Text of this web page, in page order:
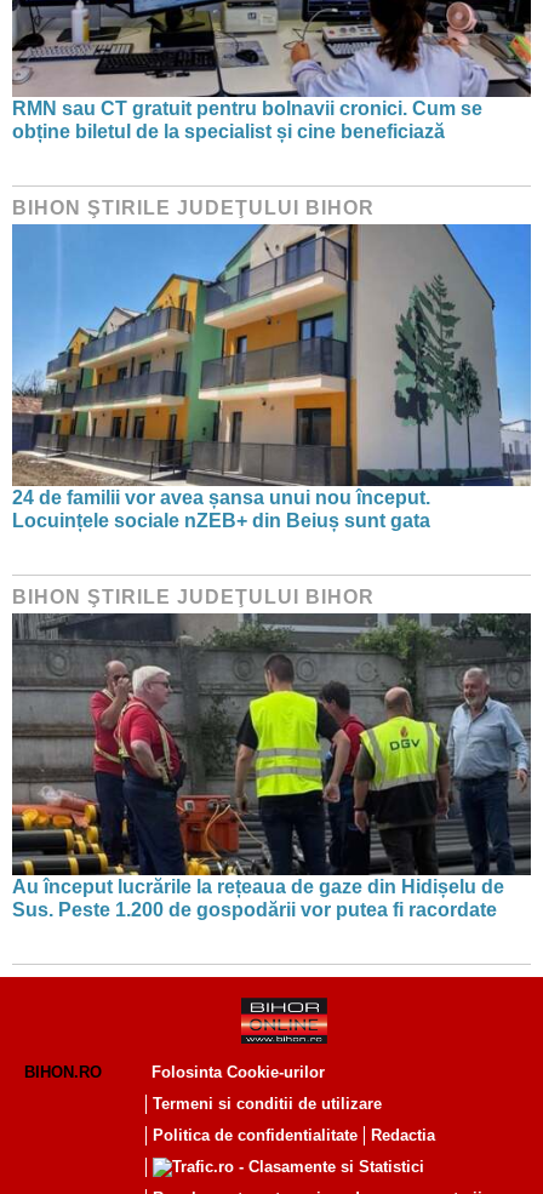
RMN sau CT gratuit pentru bolnavii cronici. Cum se
obține biletul de la specialist și cine beneficiază
BIHON ŞTIRILE JUDEŢULUI BIHOR
24 de familii vor avea șansa unui nou început.
Locuințele sociale nZEB+ din Beiuș sunt gata
BIHON ŞTIRILE JUDEŢULUI BIHOR
Au început lucrările la rețeaua de gaze din Hidișelu de
Sus. Peste 1.200 de gospodării vor putea fi racordate
BIHON.RO
Folosinta Cookie-urilor
Termeni si conditii de utilizare
Politica de confidentialitate
Redactia